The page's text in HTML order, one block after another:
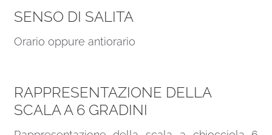
SENSO DI SALITA
Orario oppure antiorario
RAPPRESENTAZIONE DELLA
SCALA A 6 GRADINI